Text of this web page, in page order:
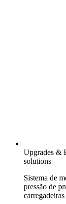
Upgrades &
solutions
Sistema de
pressão de
carregadeiras